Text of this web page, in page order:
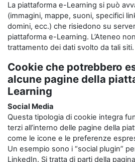
La piattaforma e-Learning si può
(immagini, mappe, suoni, specifici
domini, ecc.) che risiedono su
piattaforma e-Learning. L’Ateneo
trattamento dei dati svolto da tali siti.
Cookie che potrebbero
alcune pagine della
Learning
Social Media
Questa tipologia di cookie integra
terzi all’interno delle pagine della
come le icone e le preferenze
Un esempio sono i “social plugin”
LinkedIn. Si tratta di parti della